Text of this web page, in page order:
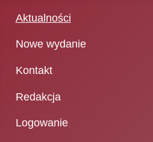
Aktualności
Nowe wydanie
Kontakt
Redakcja
Logowanie